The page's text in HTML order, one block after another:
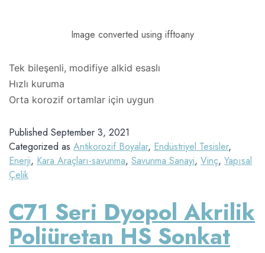
Image converted using ifftoany
Tek bileşenli, modifiye alkid esaslı
Hızlı kuruma
Orta korozif ortamlar için uygun
Published September 3, 2021
Categorized as Antikorozif Boyalar, Endüstriyel Tesisler,
Enerji, Kara Araçları-savunma, Savunma Sanayi, Vinç, Yapısal
Çelik
C71 Seri Dyopol Akrilik
Poliüretan HS Sonkat